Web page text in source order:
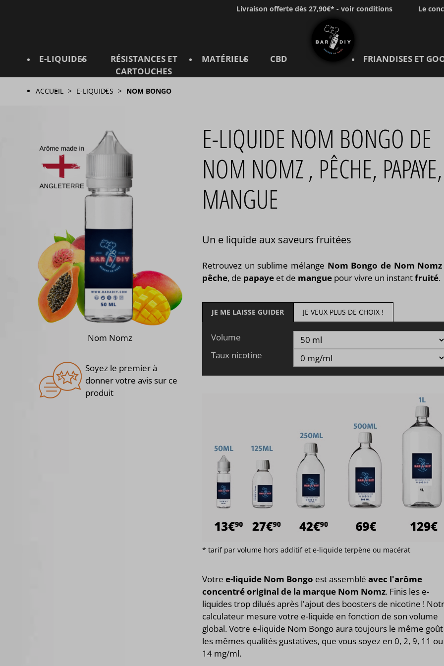
Livraison offerte dès 27,90€* - voir conditions Le
E-LIQUIDES
RÉSISTANCES ET
CARTOUCHES
MATÉRIELS CBD FRIANDISES ET
ACCUEIL E-LIQUIDES NOM BONGO
E-LIQUIDE NOM BONGO DE
NOM NOMZ , PÊCHE, PAPAYE,
MANGUE
Un e liquide aux saveurs fruitées
Retrouvez un sublime mélange Nom Bongo de Nom Nomz
pêche, de papaye et de mangue pour vivre un instantfruité.
JE ME LAISSE GUIDER JE VEUX PLUS DE CHOIX !
Volume
Taux nicotine
* tarif par volume hors additif et e-liquide terpène ou macérat
Votree-liquide Nom Bongo est assembléavec l'arôme
concentré original de la marque Nom Nomz. Finis les e-
liquides trop dilués après l'ajout des boosters de nicotine !
calculateur mesure votre e-liquide en fonction de son volume
global. Votre e-liquide Nom Bongo aura toujours le même
les mêmes qualités gustatives, que vous soyez en 0, 2, 9, 11 ou
14 mg/ml.
Nom Nomz
Soyez le premier à
donner votre avis sur ce
produit